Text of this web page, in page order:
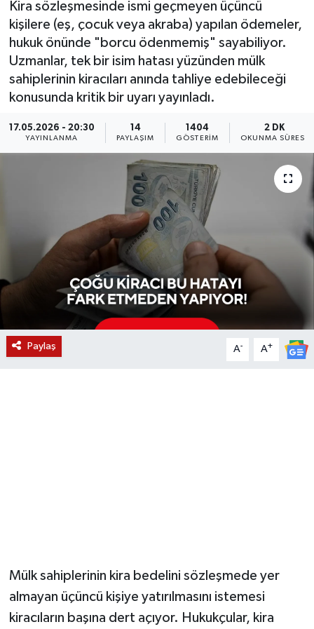
Kira sözleşmesinde ismi geçmeyen üçüncü
kişilere (eş, çocuk veya akraba) yapılan ödemeler,
hukuk önünde "borcu ödenmemiş" sayabiliyor.
Uzmanlar, tek bir isim hatası yüzünden mülk
sahiplerinin kiracıları anında tahliye edebileceği
konusunda kritik bir uyarı yayınladı.
17.05.2026 - 20:30
YAYINLANMA
14
PAYLAŞIM
1404
GÖSTERIM
2 DK
OKUNMA SÜRESI
Paylaş A- A+
Mülk sahiplerinin kira bedelini sözleşmede yer
almayan üçüncü kişiye yatırılmasını istemesi
kiracıların başına dert açıyor. Hukukçular, kira
KÜLTÜR SANAT
YAŞAM
LIFE
SARIGÖL
SARUHANLI
SELENDİ
KIRKAĞAÇ
GÖLMARMARA
GÖRDES
KÖPRÜBAŞI
SOMA
KÖPRÜBAŞI
KULA
SALİHLİ
SARIGÖL
SELENDİ
SOMA
TURGUTLU
YUNUSEMRE
EKONOMİ
EĞİTİM
KÜLTÜR SANAT
SPOR
BİLİM VE TEKNOLOJİ
YAZARLAR
MANİSA'NIN YÖRESEL LEZZETLERİ
MANİSA'YI KEŞFET